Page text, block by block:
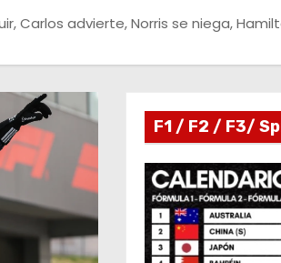
Carlos advierte, Norris se niega,
F1 / F2 / F3/